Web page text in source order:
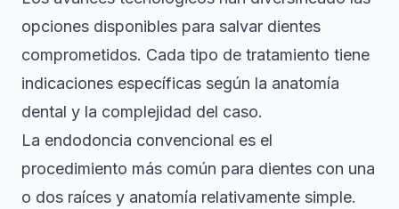
opciones disponibles para salvar dientes
comprometidos. Cada tipo de tratamiento tiene
indicaciones específicas según la anatomía
dental y la complejidad del caso.
La endodoncia convencional es el
procedimiento más común para dientes con una
o dos raíces y anatomía relativamente simple.